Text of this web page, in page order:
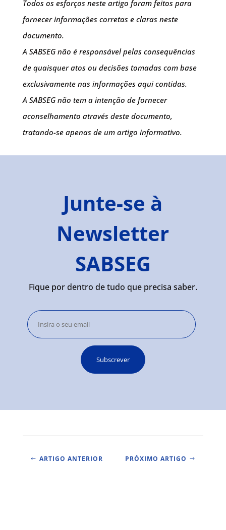
Todos os esforços neste artigo foram feitos para
fornecer informações corretas e claras neste
documento.
A SABSEG não é responsável pelas consequências
de quaisquer atos ou decisões tomadas com base
exclusivamente nas informações aqui contidas.
A SABSEG não tem a intenção de fornecer
aconselhamento através deste documento,
tratando-se apenas de um artigo informativo.
Junte-se à
Newsletter
SABSEG
Fique por dentro de tudo que precisa saber.
# ARTIGO ANTERIOR PRÓXIMO ARTIGO $